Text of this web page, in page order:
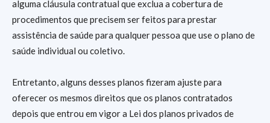
alguma cláusula contratual que exclua a cobertura de
procedimentos que precisem ser feitos para prestar
assistência de saúde para qualquer pessoa que use o plano de
saúde individual ou coletivo.
Entretanto, alguns desses planos fizeram ajuste para
oferecer os mesmos direitos que os planos contratados
depois que entrou em vigor a Lei dos planos privados de